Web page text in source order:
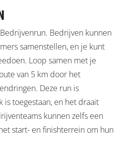
Bedrijven kunnen
samenstellen, en je kunt
Loop samen met je
van 5 km door het
Deze run is
is toegestaan, en het draait
kunnen zelfs een
start- en finishterrein om hun